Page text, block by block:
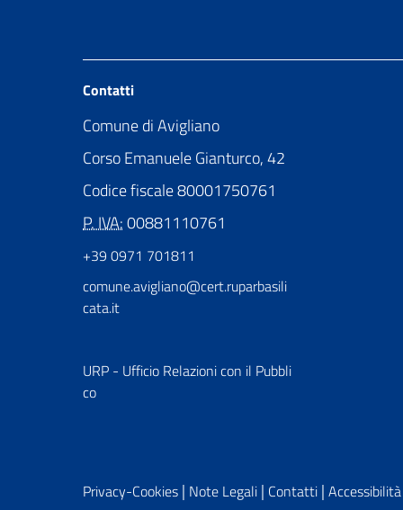
Contatti
Comune di Avigliano
Corso Emanuele Gianturco, 42
Codice fiscale 80001750761
P. IVA:00881110761
+39 0971 701811
comune.avigliano@cert.ruparbasili
cata.it
URP - Ufficio Relazioni con il Pubbli
co
Privacy-Cookies | Note Legali | Contatti | Accessibilità